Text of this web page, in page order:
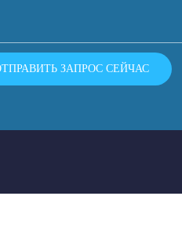
ЗАПРОС СЕЙЧАС